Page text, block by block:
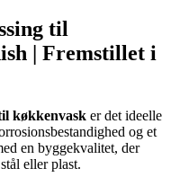
til
| Fremstillet i
køkkenvask er det ideelle
og et
en byggekvalitet, der
eller plast.